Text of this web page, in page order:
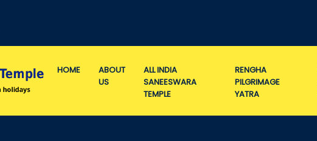
HOME
ABOUT
US
ALL INDIA
SANEESWARA
TEMPLE
RENGHA
PILGRIMAGE
YATRA